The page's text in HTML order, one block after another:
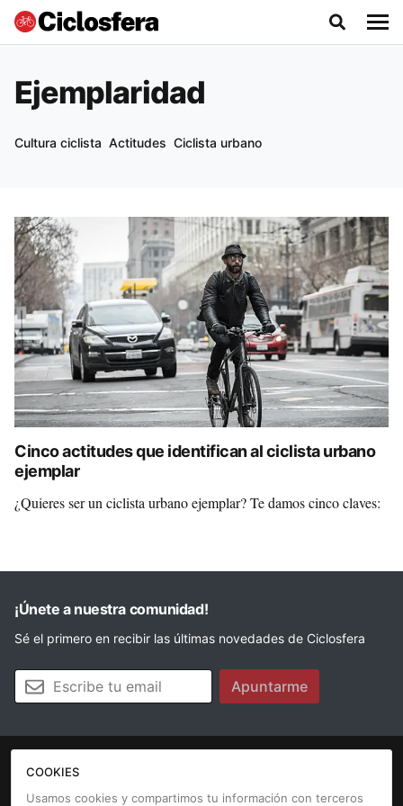
Ejemplaridad
Cultura ciclista Actitudes Ciclista urbano
Cinco actitudes que identifican al ciclista urbano
ejemplar
¿Quieres ser un ciclista urbano ejemplar? Te damos cinco claves:
¡Únete a nuestra comunidad!
Sé el primero en recibir las últimas novedades de Ciclosfera
Tu email Apuntarme
La revista
COOKIES
Usamos cookies y compartimos tu información con terceros